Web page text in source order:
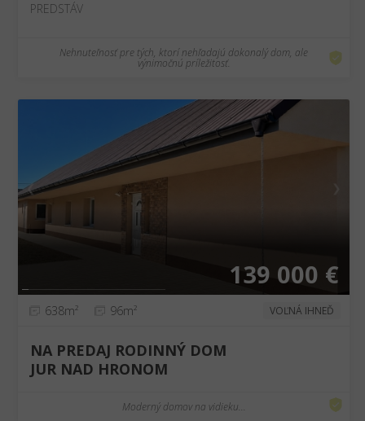
PREDSTÁV
Nehnuteľnosť pre tých, ktorí nehľadajú dokonalý dom, ale
výnimočnú príležitosť.
❮
139 000 €
638m² 96m² VOĽNÁ IHNEĎ
NA PREDAJ RODINNÝ DOM
JUR NAD HRONOM
Moderný domov na vidieku...